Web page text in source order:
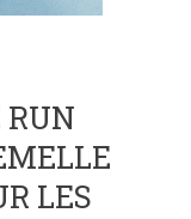
RUN
LES